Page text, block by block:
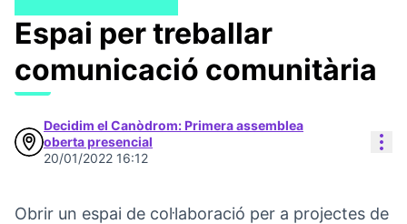
Espai per treballar
comunicació comunitària
Decidim el Canòdrom: Primera assemblea
oberta presencial
20/01/2022 16:12
Obrir un espai de col·laboració per a projectes de